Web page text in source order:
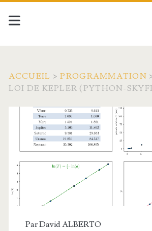
ACCUEIL >PROGRAMMATION
LOI DE KEPLER (PYTHON-
ParDavid ALBERTO